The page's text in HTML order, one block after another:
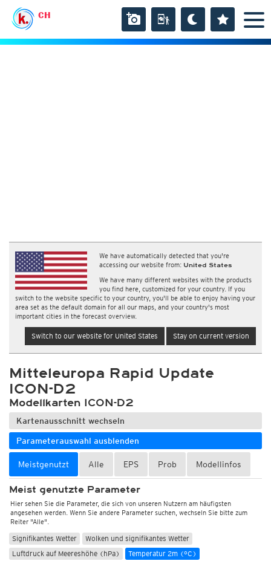
CH
We have automatically detected that you're
accessing our website from: United States
We have many different websites with the products
you find here, customized for your country. If you
switch to the website specific to your country, you'll be able to enjoy having your
area set as the default domain for all our maps, and your country's most
important cities in the forecast overview.
Switch to our website for United States Stay on current version
Mitteleuropa Rapid Update
ICON-D2
Modellkarten ICON-D2
Kartenausschnitt wechseln
Parameterauswahl ausblenden
Meistgenutzt Alle EPS Prob Modellinfos
Meist genutzte Parameter
Hier sehen Sie die Parameter, die sich von unseren Nutzern am häufigsten
angesehen werden. Wenn Sie andere Parameter suchen, wechseln Sie bitte zum
Reiter "Alle".
Signifikantes Wetter
Wolken und signifikantes Wetter
Luftdruck auf Meereshöhe (hPa)
Temperatur 2m (°C)